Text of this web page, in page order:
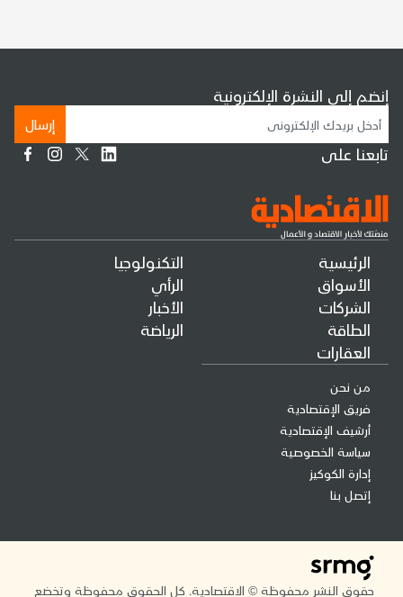
الرئيسية
الأسواق
الشركات
الطاقة
العقارات
التكنولوجيا
الرأي
الأخبار
الرياضة
من نحن
فريق الإقتصادية
أرشيف الإقتصادية
سياسة الخصوصية
إدارة الكوكيز
إتصل بنا
إنضم إلى النشرة الإلكترونية
إرسال
تابعنا على
حقوق النشر محفوظة © الاقتصادية. كل الحقوق محفوظة وتخضع